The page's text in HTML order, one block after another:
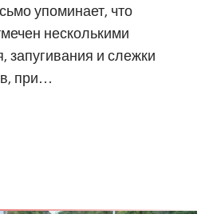
упоминает, что
несколькими
запугивания и слежки
при…